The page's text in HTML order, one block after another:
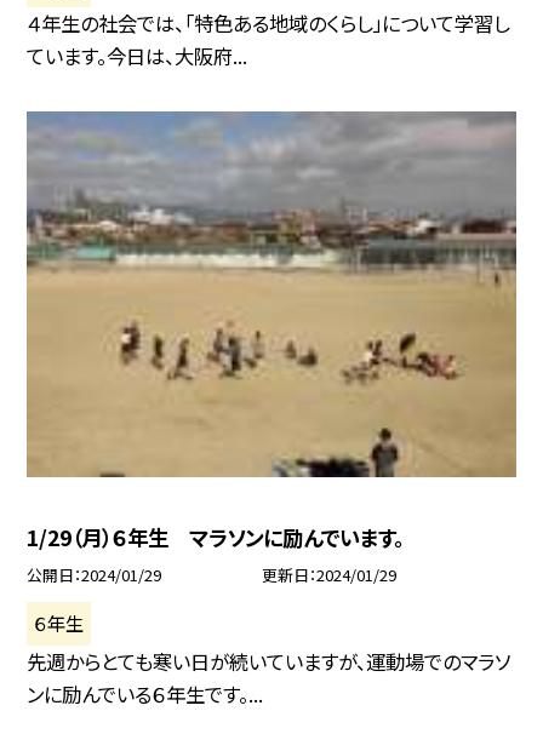
４年生の社会では、「特色ある地域のくらし」について学習し
ています。今日は、大阪府...
1/29（月）６年生 マラソンに励んでいます。
公開日 2024/01/29 更新日 2024/01/29
６年生
先週からとても寒い日が続いていますが、運動場でのマラソ
ンに励んでいる６年生です。...